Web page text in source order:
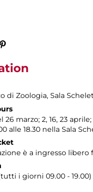
di Zoologia, Sala
26 marzo; 2, 16, 23
alle 18.30 nella Sala
è a ingresso
i giorni 09.00 - 19.00)